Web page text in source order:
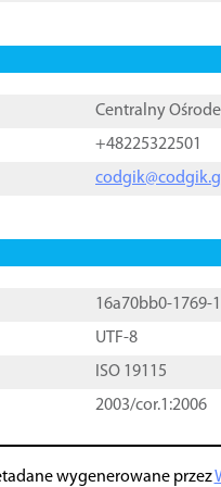
Centralny
+48225322501
16a70bb0-1769-
UTF-8
ISO 19115
2003/cor.1:2006
wygenerowane przez